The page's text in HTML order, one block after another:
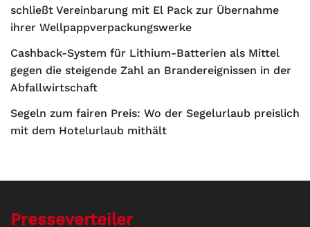
schließt Vereinbarung mit El Pack zur Übernahme
ihrer Wellpappverpackungswerke
Cashback-System für Lithium-Batterien als Mittel
gegen die steigende Zahl an Brandereignissen in der
Abfallwirtschaft
Segeln zum fairen Preis: Wo der Segelurlaub preislich
mit dem Hotelurlaub mithält
Presseverteiler